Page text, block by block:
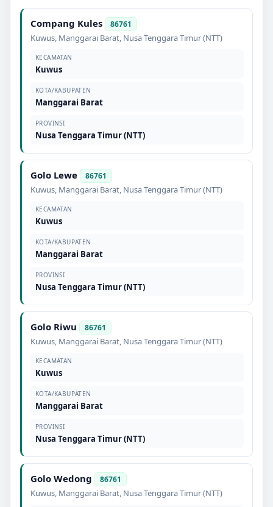
Compang Kules 86761
Kuwus, Manggarai Barat, Nusa Tenggara Timur (NTT)
KECAMATAN
Kuwus
KOTA/KABUPATEN
Manggarai Barat
PROVINSI
Nusa Tenggara Timur (NTT)
Golo Lewe 86761
Kuwus, Manggarai Barat, Nusa Tenggara Timur (NTT)
KECAMATAN
Kuwus
KOTA/KABUPATEN
Manggarai Barat
PROVINSI
Nusa Tenggara Timur (NTT)
Golo Riwu 86761
Kuwus, Manggarai Barat, Nusa Tenggara Timur (NTT)
KECAMATAN
Kuwus
KOTA/KABUPATEN
Manggarai Barat
PROVINSI
Nusa Tenggara Timur (NTT)
Golo Wedong 86761
Kuwus, Manggarai Barat, Nusa Tenggara Timur (NTT)